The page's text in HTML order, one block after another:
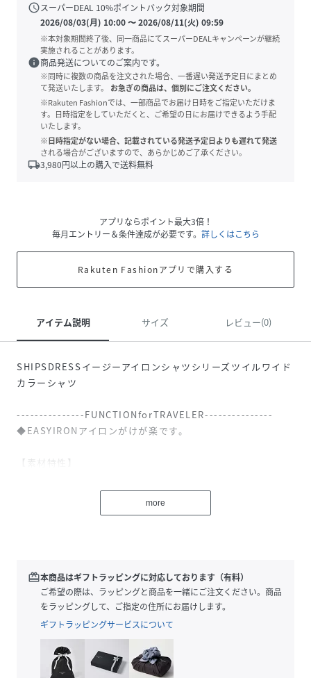
scheduleスーパーDEAL 10%ポイントバック対象期間
2026/08/03(月) 10:00〜2026/08/11(火) 09:59
※本対象期間終了後、同一商品にてスーパーDEALキャンペーンが継続
実施されることがあります。
info商品発送についてのご案内です。
※同時に複数の商品を注文された場合、一番遅い発送予定日にまとめ
て発送いたします。
お急ぎの商品は、個別にご注文ください。
※Rakuten Fashionでは、一部商品でお届け日時をご指定いただけま
す。日時指定をしていただくと、ご希望の日にお届けできるよう手配
いたします。
※日時指定がない場合、記載されている発送予定日よりも遅れて発送
される場合がございますので、あらかじめご了承ください。
local_shipping3,980円以上の購入で送料無料
アプリならポイント最大3倍！
毎月エントリー＆条件達成が必要です。 詳しくはこちら
Rakuten Fashionアプリで購入する
アイテム説明 サイズ レビュー(0)
SHIPSDRESSイージーアイロンシャツシリーズツイルワイド
カラーシャツ
---------------FUNCTIONforTRAVELER---------------
◆EASYIRONアイロンがけが楽です。
【素材特性】
均一でむらの無い光沢のある糸で、膨らみと柔らかさが特徴
滑らかな肌触りと光沢、風合いはそのままに、洗った後のア
イロンがけも非常に楽な素材です。
【デザイン・仕様・サイズ】
日本人の体型に合わせて前身頃と後身頃のバランスを調整。
スプリットヨークで肩周りのフィット感を向上。
台衿はフロントに向かってカーブさせることでフィット感の
more
redeem本商品はギフトラッピングに対応しております（有料）
ご希望の際は、ラッピングと商品を一緒にご注文ください。商品
をラッピングして、ご指定の住所にお届けします。
ギフトラッピングサービスについて